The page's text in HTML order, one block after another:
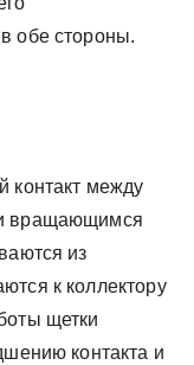
обе стороны.
контакт между
вращающимся
из
к коллектору
щетки
контакта и